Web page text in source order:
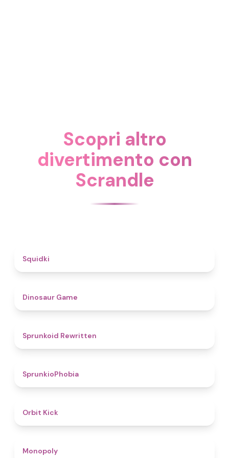
Scopri altro
divertimento con
Scrandle
Squidki
Dinosaur Game
Sprunkoid Rewritten
SprunkioPhobia
Orbit Kick
Monopoly